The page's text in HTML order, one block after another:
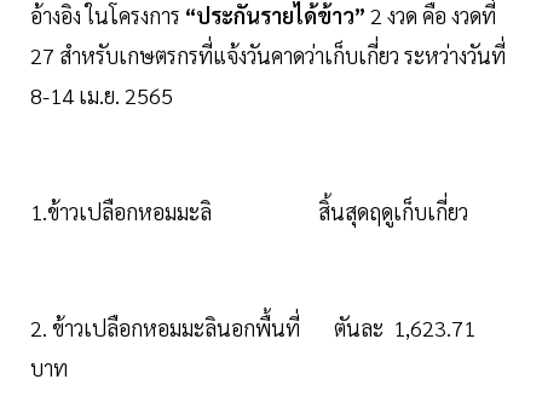
อ้างอิง ในโครงการ “ประกันรายได้ข้าว” 2 งวด คือ งวดที่
27 สำหรับเกษตรกรที่แจ้งวันคาดว่าเก็บเกี่ยว ระหว่างวันที่
8-14 เม.ย. 2565
1.ข้าวเปลือกหอมมะลิ สิ้นสุดฤดูเก็บเกี่ยว
2. ข้าวเปลือกหอมมะลินอกพื้นที่ ตันละ 1,623.71
บาท